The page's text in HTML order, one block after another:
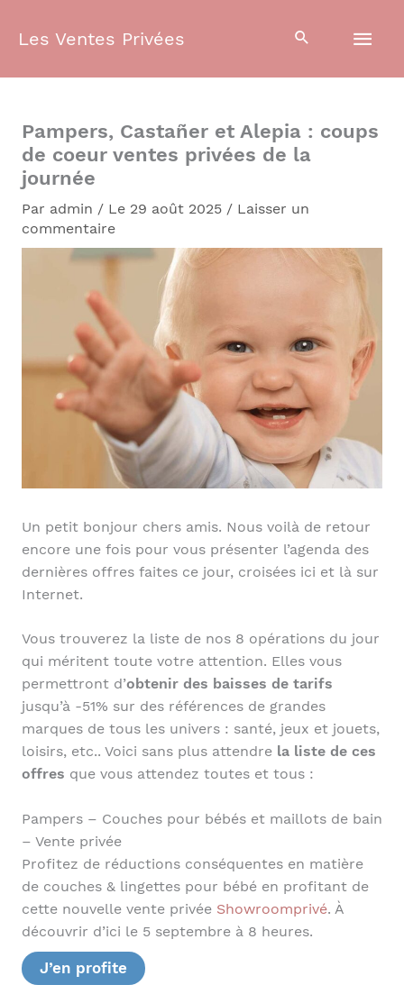
Les Ventes Privées
Pampers, Castañer et Alepia : coups
de coeur ventes privées de la
journée
Par admin / Le 29 août 2025 / Laisser un
commentaire
Un petit bonjour chers amis. Nous voilà de retour
encore une fois pour vous présenter l’agenda des
dernières offres faites ce jour, croisées ici et là sur
Internet.
Vous trouverez la liste de nos 8 opérations du jour
qui méritent toute votre attention. Elles vous
permettront d’obtenir des baisses de tarifs
jusqu’à -51% sur des références de grandes
marques de tous les univers : santé, jeux et jouets,
loisirs, etc.. Voici sans plus attendre la liste de ces
offres que vous attendez toutes et tous :
Pampers – Couches pour bébés et maillots de bain
– Vente privée
Profitez de réductions conséquentes en matière
de couches & lingettes pour bébé en profitant de
cette nouvelle vente privée Showroomprivé. À
découvrir d’ici le 5 septembre à 8 heures.
J’en profite